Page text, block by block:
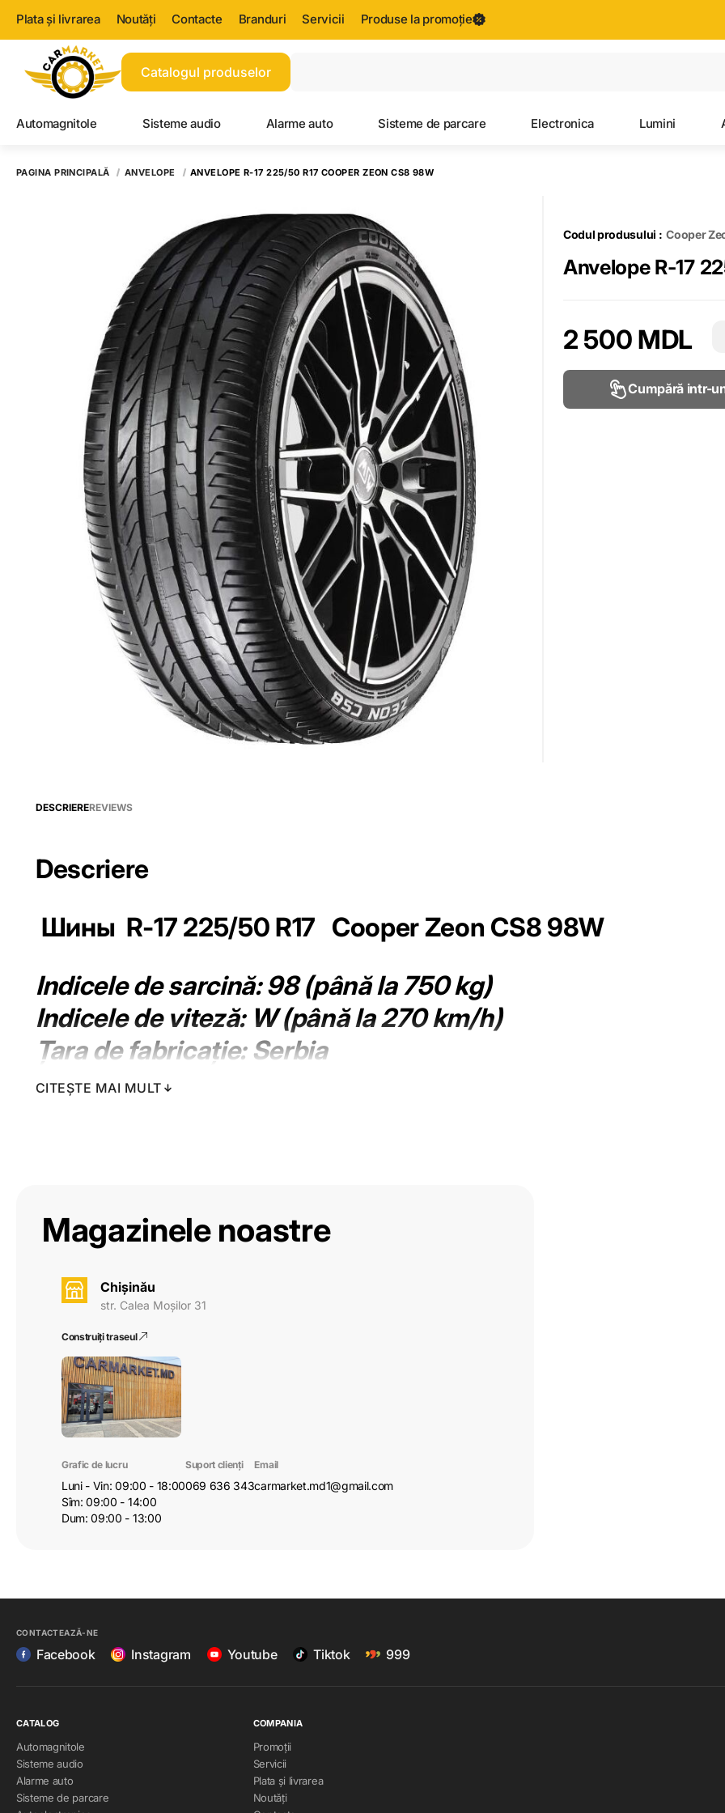
Plata și livrarea Noutăți Contacte Branduri Servicii Produse la promoție
Catalogul produselor
Toate rezultatele căutării [0 de produse]
Automagnitole Sisteme audio Alarme auto Sisteme de parcare Electronica Lumini
PAGINA PRINCIPALĂ ANVELOPE ANVELOPE R-17 225/50 R17 COOPER ZEON CS8 98W
Codul produsului : Cooper
2 500 MDL
Cumpără intr-
DESCRIEREREVIEWS
Descriere
Шины R-17 225/50 R17 Cooper Zeon CS8 98W
Indicele de sarcină: 98 (până la 750 kg)
Indicele de viteză: W (până la 270 km/h)
Țara de fabricație: Serbia
CITEȘTE MAI MULT
Magazinele noastre
Chișinău
str. Calea Moșilor 31
Construiți traseul
Grafic de lucru
Luni - Vin: 09:00 - 18:00
Sîm: 09:00 - 14:00
Dum: 09:00 - 13:00
Suport clienți
069 636 343
Email
carmarket.md1@gmail.com
CONTACTEAZĂ-NE
Facebook Instagram Youtube Tiktok 999
CATALOG
Automagnitole
Sisteme audio
Alarme auto
Sisteme de parcare
COMPANIA
Promoții
Servicii
Plata și livrarea
Noutăți